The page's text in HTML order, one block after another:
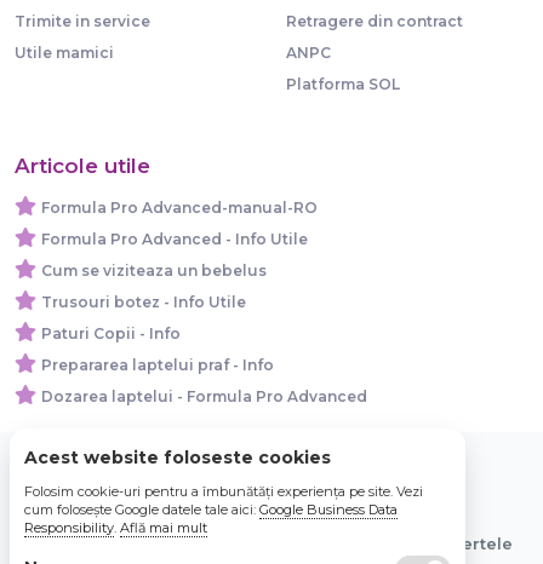
Trimite in service
Utile mamici
Retragere din contract
ANPC
Platforma SOL
Articole utile
Formula Pro Advanced-manual-RO
Formula Pro Advanced - Info Utile
Cum se viziteaza un bebelus
Trusouri botez - Info Utile
Paturi Copii - Info
Prepararea laptelui praf - Info
Dozarea laptelui - Formula Pro Advanced
© 2026 Bebe Nou Online Store SRL
Toate preturile sunt exprimate in lei si includ tva. Ofertele
Acest website foloseste cookies
Folosim cookie-uri pentru a îmbunătăți experiența pe site. Vezi
cum folosește Google datele tale aici: Google Business Data
Responsibility. Află mai mult